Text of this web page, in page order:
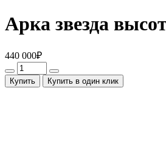
Арка звезда
440 000₽
Купить Купить в один клик